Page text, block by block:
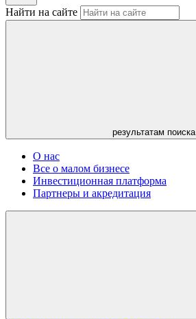
Найти на сайте
результатам поиска
О нас
Все о малом бизнесе
Инвестиционная платформа
Партнеры и акредитация